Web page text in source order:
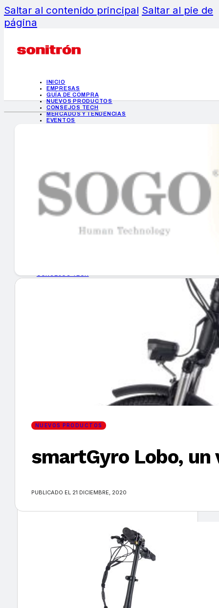
Saltar al contenido principal Saltar al pie de
página
INICIO
EMPRESAS
GUÍA DE COMPRA
NUEVOS PRODUCTOS
CONSEJOS TECH
MERCADOS Y TENDENCIAS
EVENTOS
INICIO
EMPRESAS
GUÍA DE COMPRA
Encuentra tu noticia
NUEVOS PRODUCTOS
smartGyro Lobo,
PUBLICADO EL 21 DICIEMBRE, 2020